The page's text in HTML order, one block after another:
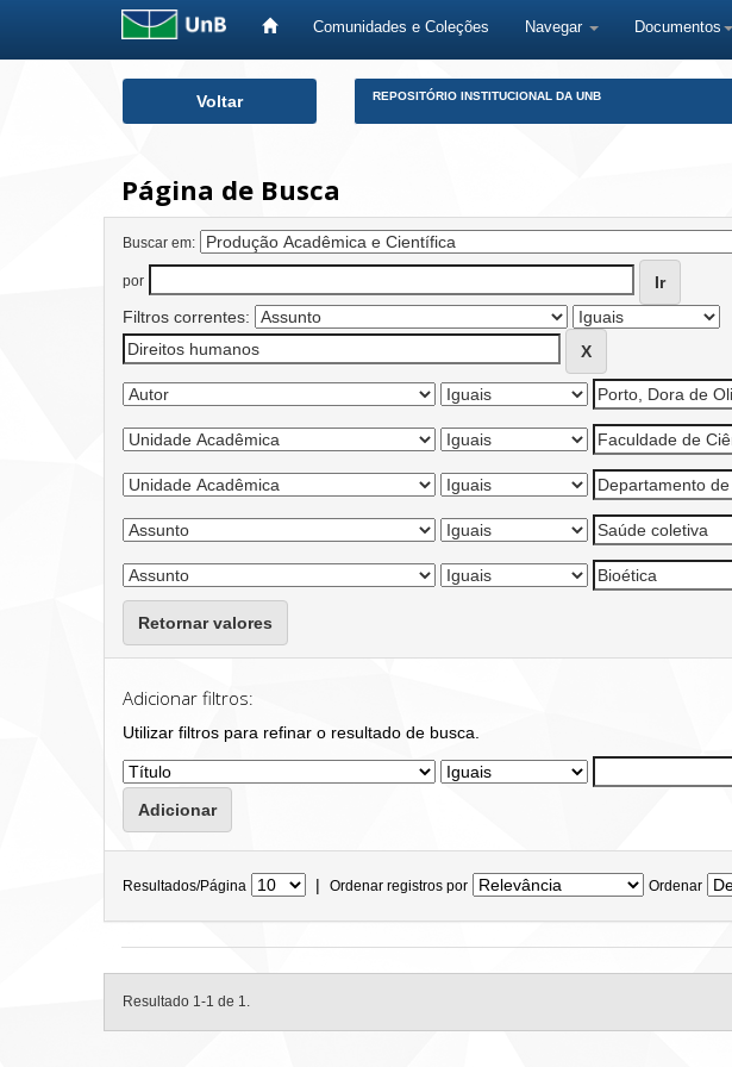
Comunidades e Coleções Navegar Documentos
Voltar REPOSITÓRIO INSTITUCIONAL DA UNB
Página de Busca
Buscar em:
por
Filtros correntes:
Retornar valores
Adicionar filtros:
Utilizar filtros para refinar o resultado de busca.
Resultados/Página | Ordenar registros por Ordenar
Resultado 1-1 de 1.